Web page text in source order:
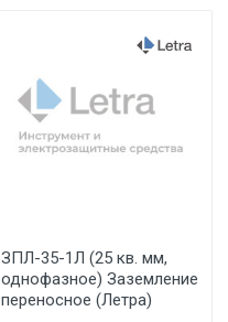
ЗПЛ-35-1Л (25 кв. мм,
однофазное) Заземление
переносное (Летра)